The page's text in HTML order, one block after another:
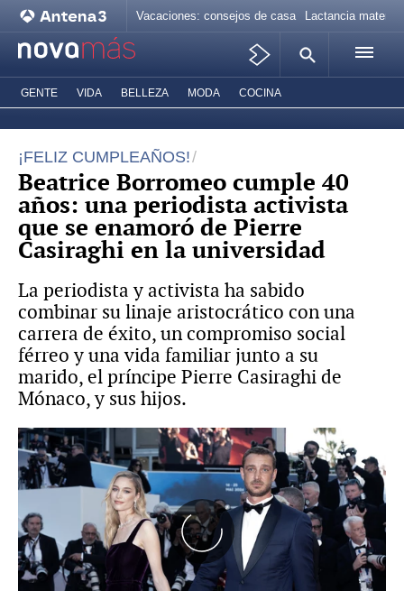
Vacaciones: consejos de casa Lactancia materna
GENTE VIDA BELLEZA MODA COCINA
¡FELIZ CUMPLEAÑOS!
Beatrice Borromeo cumple 40
años: una periodista activista
que se enamoró de Pierre
Casiraghi en la universidad
La periodista y activista ha sabido
combinar su linaje aristocrático con una
carrera de éxito, un compromiso social
férreo y una vida familiar junto a su
marido, el príncipe Pierre Casiraghi de
Mónaco, y sus hijos.